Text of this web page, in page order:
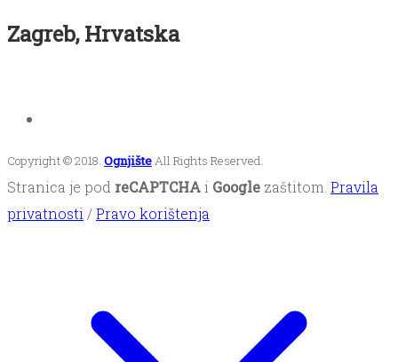
Zagreb, Hrvatska
Copyright © 2018. OgnjišteAll Rights Reserved.
Stranica je pod reCAPTCHAi Google zaštitom. Pravila
privatnosti /Pravo korištenja